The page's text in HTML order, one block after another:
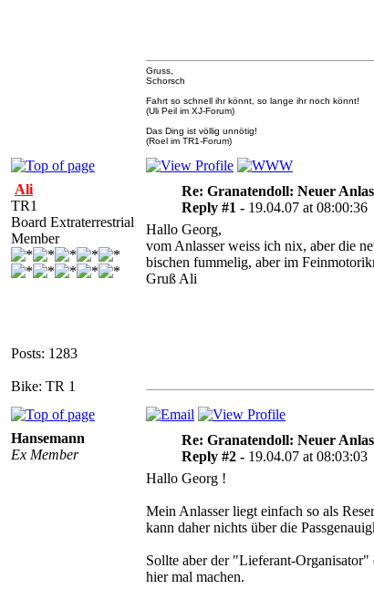
Gruss,
Schorsch
Fahrt so schnell ihr könnt, so lange ihr noch könnt!
(Uli Peil im XJ-Forum)
Das Ding ist völlig unnötig!
(Roel im TR1-Forum)
Ali
TR1
Board Extraterrestrial
Member
Posts: 1283
Bike: TR 1
Re: Granatendoll: Neuer
Reply #1 - 19.04.07 at 08:00:36
Hallo Georg,
vom Anlasser weiss ich nix, aber die
bischen fummelig, aber im
Gruß Ali
Hansemann
Ex Member
Re: Granatendoll: Neuer
Reply #2 - 19.04.07 at 08:03:03
Hallo Georg !
Mein Anlasser liegt einfach so als
kann daher nichts über die
Sollte aber der "Lieferant-Organisator"
hier mal machen.